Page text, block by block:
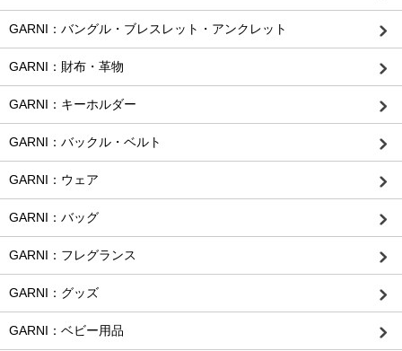
GARNI：バングル・ブレスレット・アンクレット
GARNI：財布・革物
GARNI：キーホルダー
GARNI：バックル・ベルト
GARNI：ウェア
GARNI：バッグ
GARNI：フレグランス
GARNI：グッズ
GARNI：ベビー用品